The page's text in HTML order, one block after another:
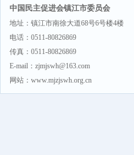
中国民主促进会镇江市委员会
地址：镇江市南徐大道68号6号楼4楼
电话：0511-80826869
传真：0511-80826869
E-mail：zjmjswh@163.com
网站：www.mjzjswh.org.cn